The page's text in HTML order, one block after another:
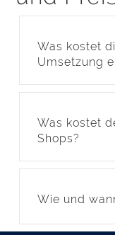
Was kostet
Umsetzung
Was kostet
Shops?
Wie und